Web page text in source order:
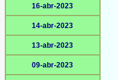
16-abr-2023
14-abr-2023
13-abr-2023
09-abr-2023